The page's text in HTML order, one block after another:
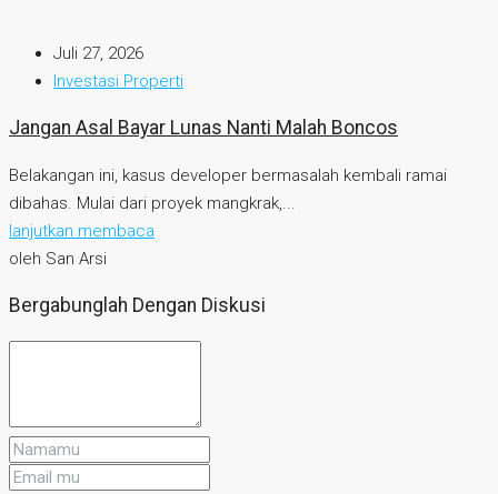
Juli 27, 2026
Investasi Properti
Jangan Asal Bayar Lunas Nanti Malah Boncos
Belakangan ini, kasus developer bermasalah kembali ramai
dibahas. Mulai dari proyek mangkrak,...
lanjutkan membaca
oleh San Arsi
Bergabunglah Dengan Diskusi